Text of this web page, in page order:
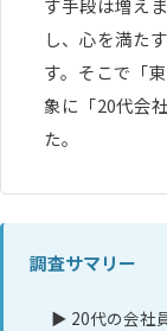
す手段は増え
し、心を満た
す。そこで「
象に「20代会
た。
調査サマリー
▶ 20代の会社